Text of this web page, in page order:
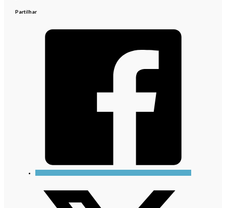
Partilhar